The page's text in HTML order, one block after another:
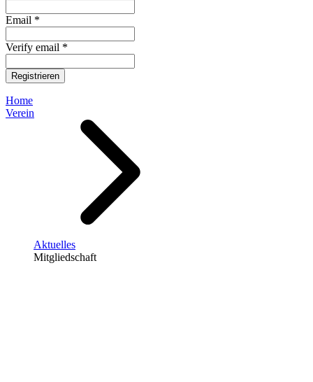
Email *
Verify email *
Registrieren
Home
Verein
Aktuelles
Mitgliedschaft